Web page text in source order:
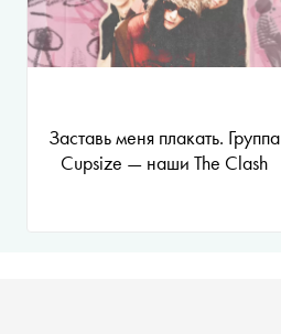
Заставь меня плакать. Группа
Cupsize — наши The Clash